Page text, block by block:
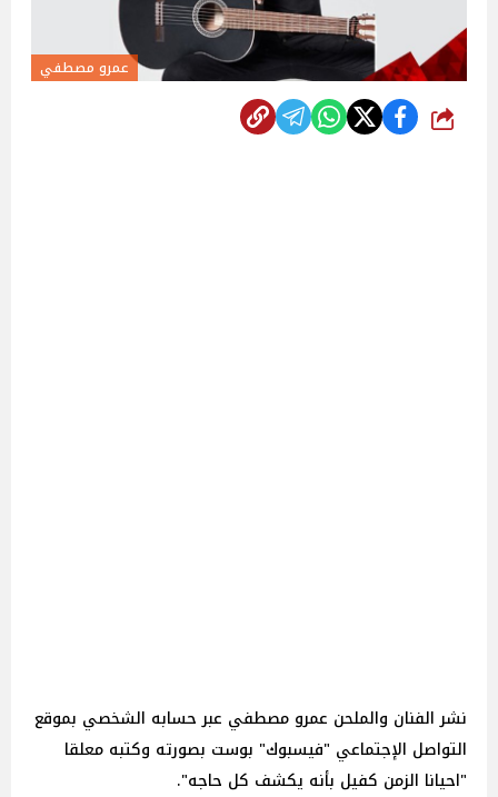
عمرو مصطفي
شارك
نشر الفنان والملحن عمرو مصطفي عبر حسابه الشخصي بموقع
التواصل الإجتماعي "فيسبوك" بوست بصورته وكتبه معلقا
"احيانا الزمن كفيل بأنه يكشف كل حاجه".